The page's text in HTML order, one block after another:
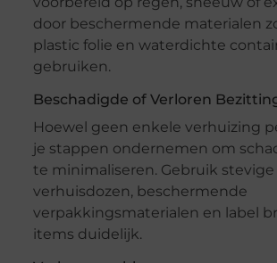
door beschermende materialen
plastic folie en waterdichte
gebruiken.
Beschadigde of Verloren
Hoewel geen enkele verhuizing
je stappen ondernemen om
te minimaliseren. Gebruik stevige
verhuisdozen, beschermende
verpakkingsmaterialen en label
items duidelijk.